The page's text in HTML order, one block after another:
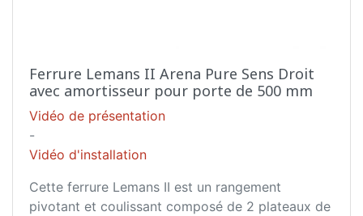
Ferrure Lemans II Arena Pure Sens Droit
avec amortisseur pour porte de 500 mm
Vidéo de présentation
-
Vidéo d'installation
Cette ferrure Lemans II est un rangement
pivotant et coulissant composé de 2 plateaux de